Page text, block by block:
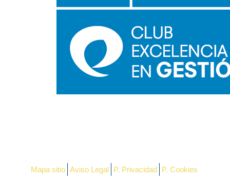
Mapa sitio Aviso Legal P. Privacidad P. Cookies